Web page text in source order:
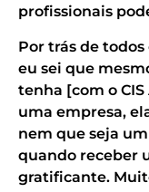
profissionais
Por trás de todos
eu sei que
tenha [com o
uma empresa,
nem que seja
quando receber
gratificante.